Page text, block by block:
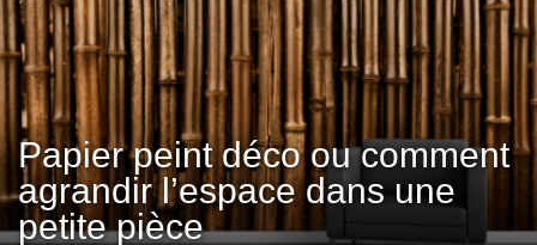
Papier peint déco ou comment
agrandir l’espace dans une
petite pièce